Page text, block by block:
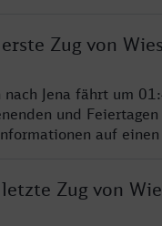
Zug von
Jena fährt um
und
auf
Zug von